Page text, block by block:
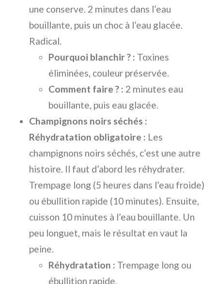
une conserve. 2 minutes dans l’eau
bouillante, puis un choc à l’eau glacée.
Radical.
Pourquoi blanchir ? : Toxines
éliminées, couleur préservée.
Comment faire ? : 2 minutes eau
bouillante, puis eau glacée.
Champignons noirs séchés :
Réhydratation obligatoire : Les
champignons noirs séchés, c’est une autre
histoire. Il faut d’abord les réhydrater.
Trempage long (5 heures dans l’eau froide)
ou ébullition rapide (10 minutes). Ensuite,
cuisson 10 minutes à l’eau bouillante. Un
peu longuet, mais le résultat en vaut la
peine.
Réhydratation : Trempage long ou
ébullition rapide.